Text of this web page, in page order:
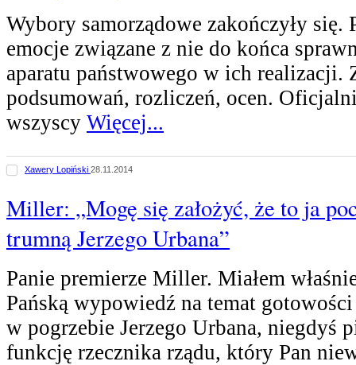
Wybory samorządowe zakończyły się.
emocje związane z nie do końca
aparatu państwowego w ich realizacji.
podsumowań, rozliczeń, ocen.
wszyscy Więcej...
Xawery Lopiński 28.11.2014
Miller: „Mogę się założyć, że to ja
trumną Jerzego Urbana”
Panie premierze Miller. Miałem
Pańską wypowiedź na temat
w pogrzebie Jerzego Urbana, niegdyś
funkcję rzecznika rządu, który Pan